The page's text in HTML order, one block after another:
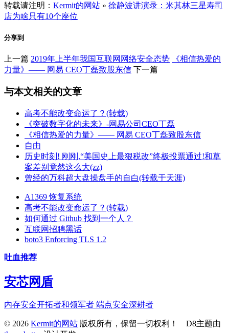
转载请注明： Kermit的网站 » 徐静波讲演录：米其林三星寿司
店为啥只有10个座位
分享到
上一篇 2019年上半年我国互联网网络安全态势
《相信热爱的
力量》—— 网易 CEO丁磊致股东信 下一篇
与本文相关的文章
高考不能改变命运了？(转载)
《突破数字化的未来》-网易公司CEO丁磊
《相信热爱的力量》—— 网易 CEO丁磊致股东信
自由
历史时刻! 刚刚,“美国史上最狠税改”终极投票通过!和草
案差别竟然这么大(zz)
曾经的万科超大盘操盘手的自白(转载于天涯)
A1369 恢复系统
高考不能改变命运了？(转载)
如何通过 Github 找到一个人？
互联网招聘黑话
boto3 Enforcing TLS 1.2
吐血推荐
安芯网盾
内存安全开拓者和领军者 端点安全深耕者
© 2026 Kermit的网站 版权所有，保留一切权利！ D8主题由